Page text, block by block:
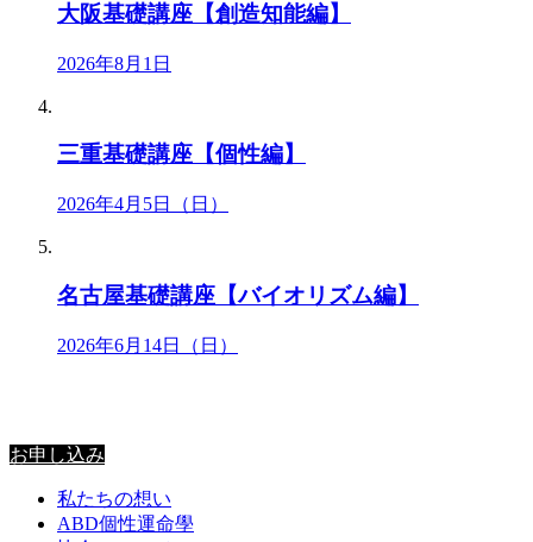
大阪基礎講座【創造知能編】
2026年8月1日
三重基礎講座【個性編】
2026年4月5日（日）
名古屋基礎講座【バイオリズム編】
2026年6月14日（日）
お申し込み
私たちの想い
ABD個性運命學